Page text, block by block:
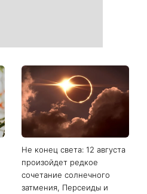
Не конец света: 12 августа
произойдет редкое
сочетание солнечного
затмения, Персеиды и